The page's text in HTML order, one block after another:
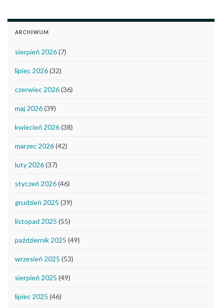
ARCHIWUM
sierpień 2026(7)
lipiec 2026(32)
czerwiec 2026(36)
maj 2026(39)
kwiecień 2026(38)
marzec 2026(42)
luty 2026(37)
styczeń 2026(46)
grudzień 2025 (39)
listopad 2025 (55)
październik 2025 (49)
wrzesień 2025 (53)
sierpień 2025 (49)
lipiec 2025 (46)